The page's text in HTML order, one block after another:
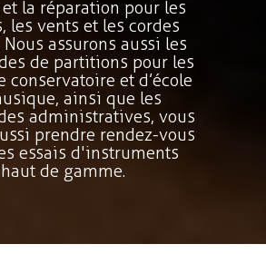
la réparation pour les
les vents et les cordes
assurons aussi les
de partitions pour les
conservatoire et d’école
ainsi que les
administratives, vous
prendre rendez-vous
essais d'instruments
haut de gamme.